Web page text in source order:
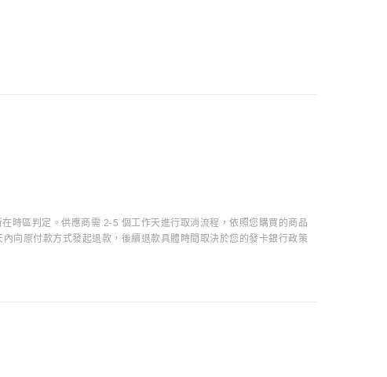
時區判定。供應商需 2-5 個工作天進行取消流程，依照您購買的商品
向原付款方式發起退款，後續退款具體時間取決於您的發卡銀行政策